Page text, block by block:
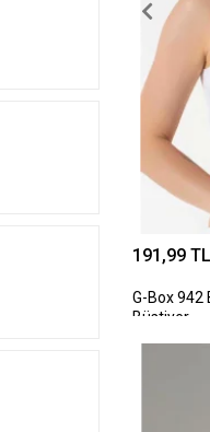
191,99 TL
G-Box 942
Büstiyer